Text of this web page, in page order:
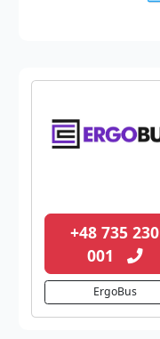
+48 735 230
001
ErgoBus